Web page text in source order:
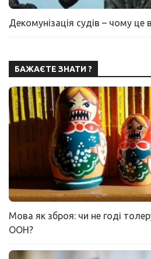
Декомунізація судів – чому це
БАЖАЄТЕ ЗНАТИ ?
Мова як зброя: чи не годі
ООН?